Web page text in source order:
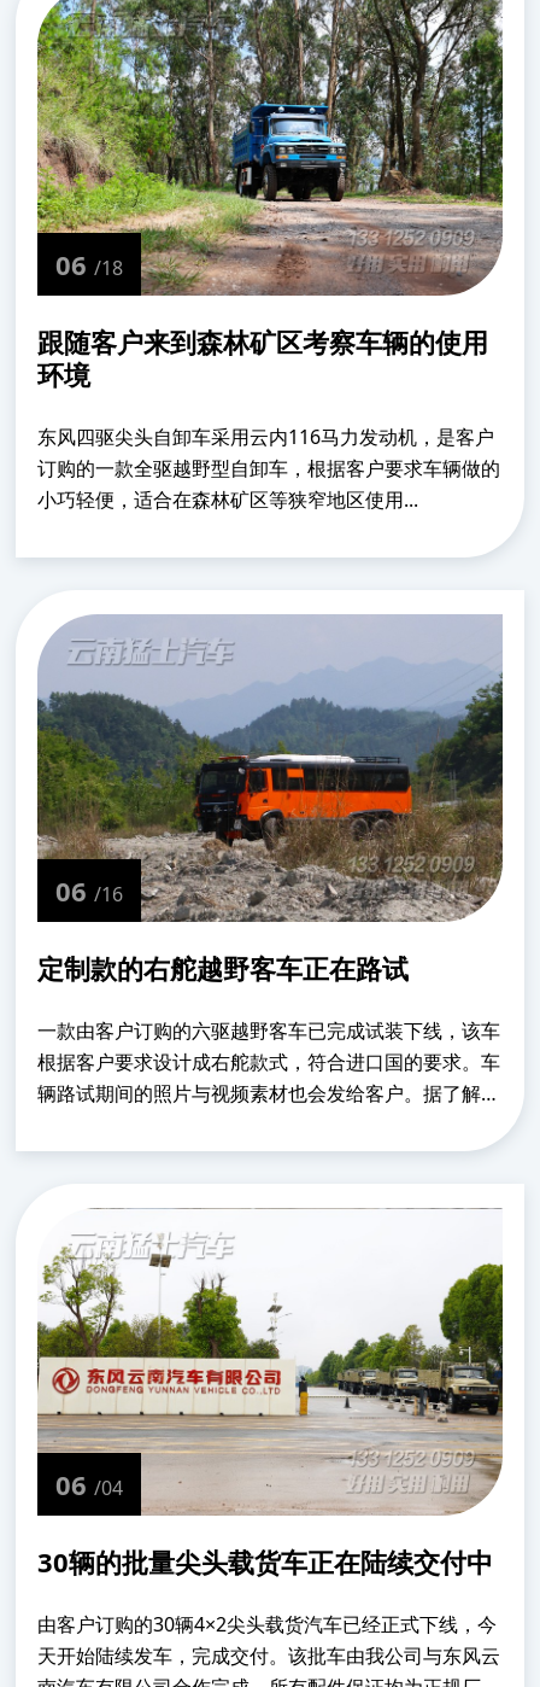
06/18
跟随客户来到森林矿区考察车辆的使用
环境
东风四驱尖头自卸车采用云内116马力发动机，是客户
订购的一款全驱越野型自卸车，根据客户要求车辆做的
小巧轻便，适合在森林矿区等狭窄地区使用...
06/16
定制款的右舵越野客车正在路试
一款由客户订购的六驱越野客车已完成试装下线，该车
根据客户要求设计成右舵款式，符合进口国的要求。车
辆路试期间的照片与视频素材也会发给客户。据了解该
本的一排四座改为一排两座，采用的也是皮革加宽型
06/04
30辆的批量尖头载货车正在陆续交付中
由客户订购的30辆4×2尖头载货汽车已经正式下线，今
天开始陆续发车，完成交付。该批车由我公司与东风云